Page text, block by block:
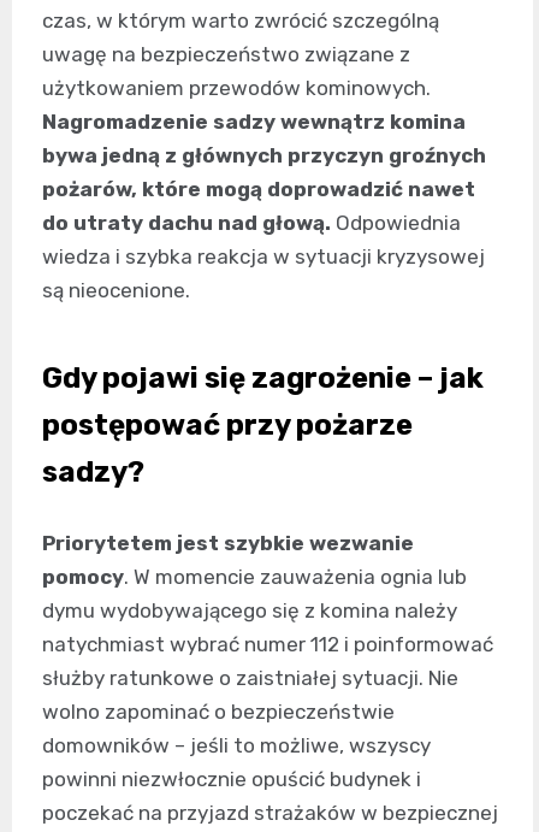
czas, w którym warto zwrócić szczególną
uwagę na bezpieczeństwo związane z
użytkowaniem przewodów kominowych.
Nagromadzenie sadzy wewnątrz komina
bywa jedną z głównych przyczyn groźnych
pożarów, które mogą doprowadzić nawet
do utraty dachu nad głową. Odpowiednia
wiedza i szybka reakcja w sytuacji kryzysowej
są nieocenione.
Gdy pojawi się zagrożenie – jak
postępować przy pożarze
sadzy?
Priorytetem jest szybkie wezwanie
pomocy. W momencie zauważenia ognia lub
dymu wydobywającego się z komina należy
natychmiast wybrać numer 112 i poinformować
służby ratunkowe o zaistniałej sytuacji. Nie
wolno zapominać o bezpieczeństwie
domowników – jeśli to możliwe, wszyscy
powinni niezwłocznie opuścić budynek i
poczekać na przyjazd strażaków w bezpiecznej